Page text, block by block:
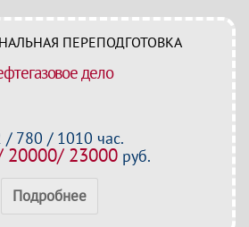
ПЕРЕПОДГОТОВКА
дело
/ 780 / 1010 час.
20000/ 23000 руб.
Подробнее